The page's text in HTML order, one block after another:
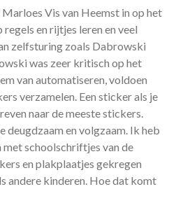
Vis van Heemst in op het
en rijtjes leren en veel
zelfsturing zoals Dabrowski
was zeer kritisch op het
van automatiseren, voldoen
verzamelen. Een sticker als je
naar de meeste stickers.
deugdzaam en volgzaam. Ik heb
met schoolschriftjes van de
en plakplaatjes gekregen
andere kinderen. Hoe dat komt